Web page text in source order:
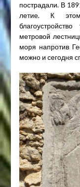
пострадали. В
летие. К
метровой
моря напротив
можно и сегодня